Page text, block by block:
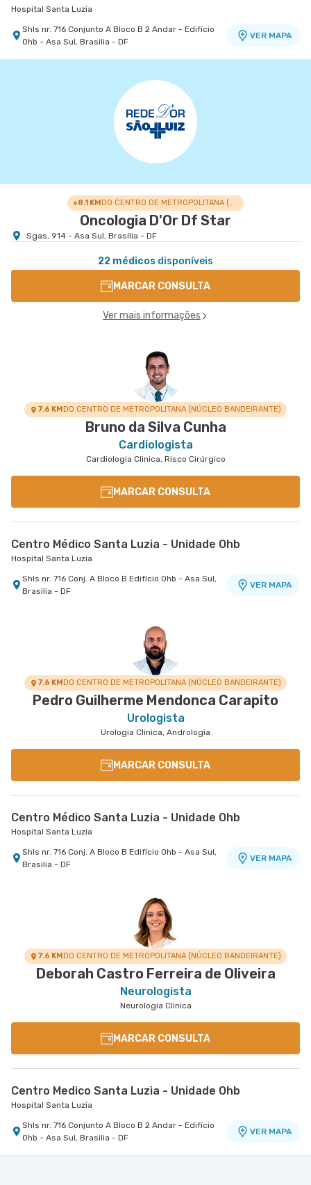
Hospital Santa Luzia
Shls nr. 716 Conjunto A Bloco B 2 Andar - Edifício
Ohb - Asa Sul, Brasilia - DF
VER MAPA
8.1 KM DO CENTRO DE METROPOLITANA (NÚCLEO BANDEIRANTE)
Oncologia D'Or Df Star
Sgas, 914 - Asa Sul, Brasília - DF
22 médicos disponíveis
MARCAR CONSULTA
Ver mais informações
7.6 KMDO CENTRO DE METROPOLITANA (NÚCLEO BANDEIRANTE)
Bruno da Silva Cunha
Cardiologista
Cardiologia Clinica, Risco Cirúrgico
MARCAR CONSULTA
Centro Médico Santa Luzia - Unidade Ohb
Hospital Santa Luzia
Shls nr. 716 Conj. A Bloco B Edifício Ohb - Asa Sul,
Brasilia - DF
VER MAPA
7.6 KMDO CENTRO DE METROPOLITANA (NÚCLEO BANDEIRANTE)
Pedro Guilherme Mendonca Carapito
Urologista
Urologia Clinica, Andrologia
MARCAR CONSULTA
Centro Médico Santa Luzia - Unidade Ohb
Hospital Santa Luzia
Shls nr. 716 Conj. A Bloco B Edifício Ohb - Asa Sul,
Brasilia - DF
VER MAPA
7.6 KMDO CENTRO DE METROPOLITANA (NÚCLEO BANDEIRANTE)
Deborah Castro Ferreira de Oliveira
Neurologista
Neurologia Clinica
MARCAR CONSULTA
Centro Medico Santa Luzia - Unidade Ohb
Hospital Santa Luzia
Shls nr. 716 Conjunto A Bloco B 2 Andar - Edifício
Ohb - Asa Sul, Brasilia - DF
VER MAPA